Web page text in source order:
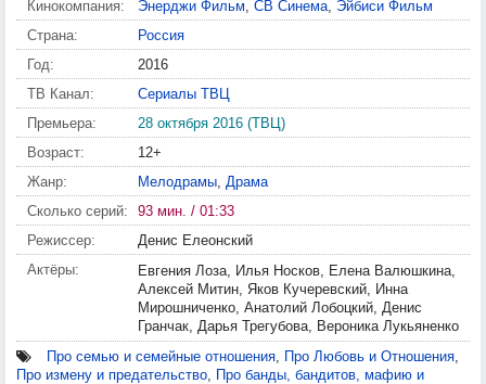
Кинокомпания: Энерджи Фильм, СВ Синема, Эйбиси Фильм
Страна:
Россия
Год:
2016
ТВ Канал:
Сериалы ТВЦ
Премьера:
28 октября 2016 (ТВЦ)
Возраст:
12+
Жанр:
Мелодрамы, Драма
Сколько серий:
93 мин. / 01:33
Режиссер:
Денис Елеонский
Актёры:
Евгения Лоза, Илья Носков, Елена Валюшкина,
Алексей Митин, Яков Кучеревский, Инна
Мирошниченко, Анатолий Лобоцкий, Денис
Гранчак, Дарья Трегубова, Вероника Лукьяненко
Про семью и семейные отношения, Про Любовь и Отношения,
Про измену и предательство, Про банды, бандитов, мафию и